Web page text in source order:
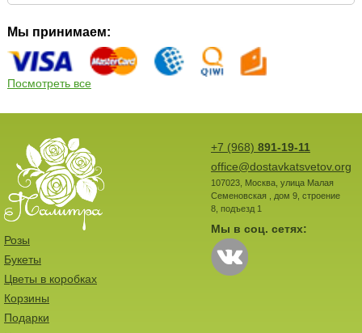
Мы принимаем:
Посмотреть все
+7 (968) 891-19-11
office@dostavkatsvetov.org
107023, Москва, улица Малая
Семеновская , дом 9, строение
8, подъезд 1
Мы в соц. сетях:
Розы
Букеты
Цветы в коробках
Корзины
Подарки